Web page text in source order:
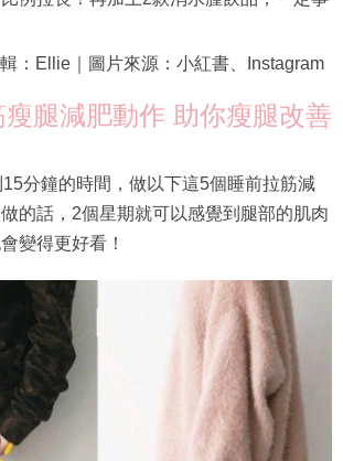
：Ellie｜圖片來源：小紅書、Instagram
腿減肥動作 助你瘦腿改善
分鐘的時間，做以下這5個睡前拉筋減
的話，2個星期就可以感覺到腿部的肌肉
變得更好看！